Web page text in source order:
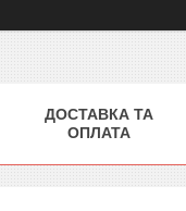
ДОСТАВКА ТА
ОПЛАТА